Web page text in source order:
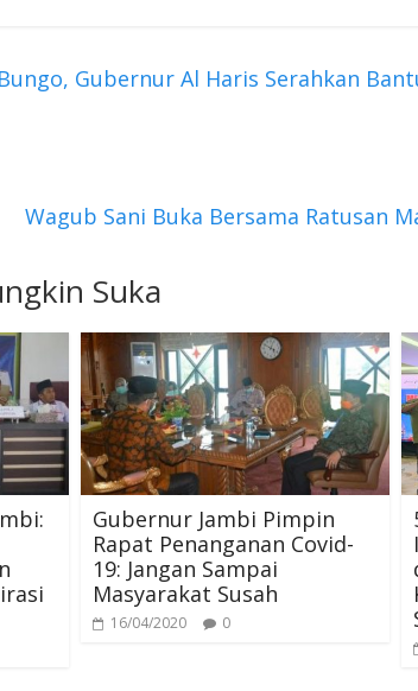
Gubernur Al Haris Serahkan
Wagub Sani Buka Bersama Ratusan
Suka
Gubernur Jambi Pimpin
Rapat Penanganan Covid-
19: Jangan Sampai
Masyarakat Susah
16/04/2020 0